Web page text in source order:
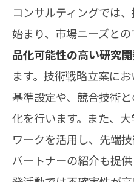
コンサルティングでは
始まり、市場ニーズとの
品化可能性の高い研究
ます。技術戦略立案に
基準設定や、競合技術
化を行います。また、
ワークを活用し、先端
パートナーの紹介も提